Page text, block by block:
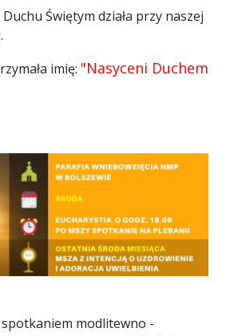
Świętym działa przy naszej
imię: "Nasyceni Duchem
modlitewno -